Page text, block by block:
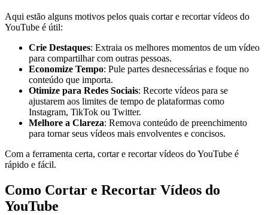
Aqui estão alguns motivos pelos quais cortar e recortar vídeos do
YouTube é útil:
Crie Destaques: Extraia os melhores momentos de um vídeo
para compartilhar com outras pessoas.
Economize Tempo: Pule partes desnecessárias e foque no
conteúdo que importa.
Otimize para Redes Sociais: Recorte vídeos para se
ajustarem aos limites de tempo de plataformas como
Instagram, TikTok ou Twitter.
Melhore a Clareza: Remova conteúdo de preenchimento
para tornar seus vídeos mais envolventes e concisos.
Com a ferramenta certa, cortar e recortar vídeos do YouTube é
rápido e fácil.
Como Cortar e Recortar Vídeos do
YouTube